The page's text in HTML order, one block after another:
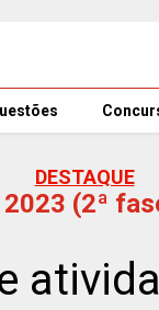
DESTAQUE
(2ª